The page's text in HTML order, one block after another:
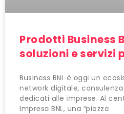
Prodotti Business
soluzioni e servizi
Business BNL è oggi un
network digitale,
dedicati alle imprese. Al
Impresa BNL, una “piazza